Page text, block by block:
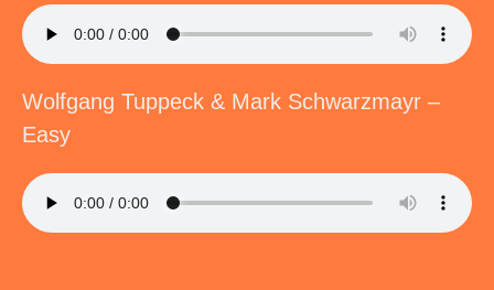
Wolfgang Tuppeck & Mark Schwarzmayr –
Easy